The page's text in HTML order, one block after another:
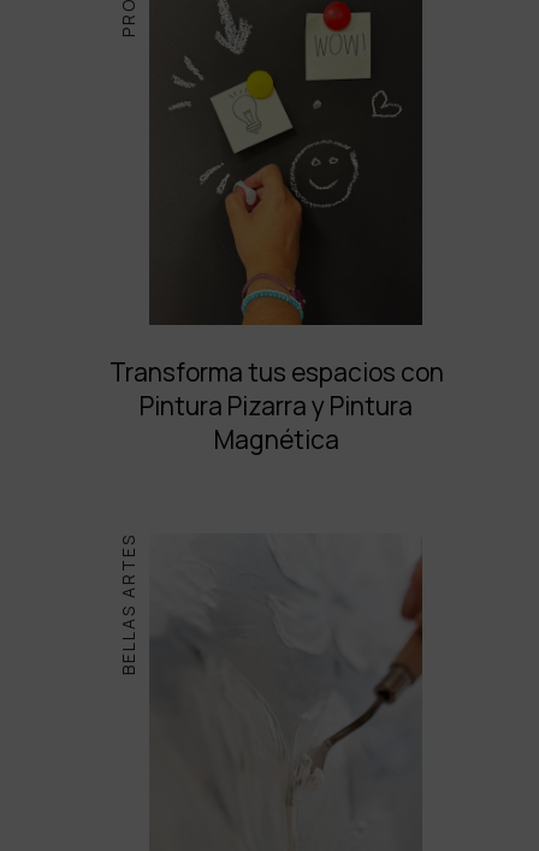
Transforma tus espacios con
Pintura Pizarra y Pintura
Magnética
BELLAS ARTES